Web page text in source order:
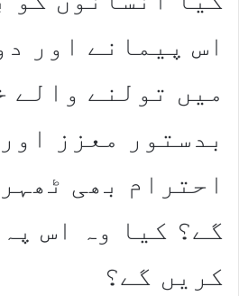
اس پیمانے اور
میں تولنے والے
بدستور معزز
احترام بھی
گے؟ کیا وہ اس
کریں گے؟